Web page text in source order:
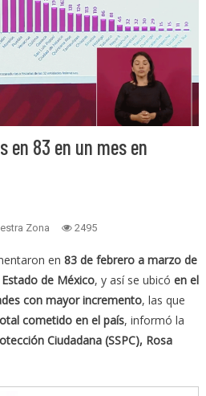
en 83 en un mes en
Zona 2495
en 83 de febrero a marzo de
de México, y así se ubicó en el
con mayor incremento, las que
cometido en el país, informó la
Ciudadana (SSPC), Rosa